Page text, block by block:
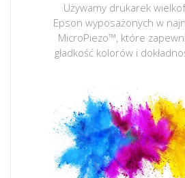
Używamy drukarek
Epson wyposażonych w
MicroPiezo™, które
gładkość kolorów i